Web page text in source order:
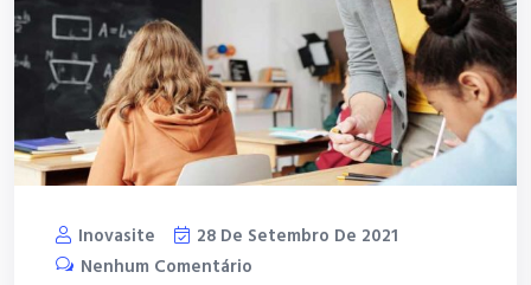
Inovasite
28 De Setembro De 2021
Nenhum Comentário